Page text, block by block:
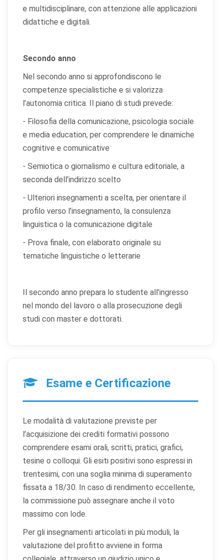
e multidisciplinare, con attenzione alle applicazioni
didattiche e digitali.
Secondo anno
Nel secondo anno si approfondiscono le
competenze specialistiche e si valorizza
l’autonomia critica. Il piano di studi prevede:
- Filosofia della comunicazione, psicologia sociale
e media education, per comprendere le dinamiche
cognitive e comunicative
- Semiotica o giornalismo e cultura editoriale, a
seconda dell’indirizzo scelto
- Ulteriori insegnamenti a scelta, per orientare il
profilo verso l’insegnamento, la consulenza
linguistica o la comunicazione digitale
- Prova finale, con elaborato originale su
tematiche linguistiche o letterarie
Il secondo anno prepara lo studente all’ingresso
nel mondo del lavoro o alla prosecuzione degli
studi con master e dottorati.
Esame e Certificazione
Le modalità di valutazione previste per
l’acquisizione dei crediti formativi possono
comprendere esami orali, scritti, pratici, grafici,
tesine o colloqui. Gli esiti positivi sono espressi in
trentesimi, con una soglia minima di superamento
fissata a 18/30. In caso di rendimento eccellente,
la commissione può assegnare anche il voto
massimo con lode.
Per gli insegnamenti articolati in più moduli, la
valutazione del profitto avviene in forma
Preferenze cookie
necessari sono sempre attivi perché indispensabili al
funzionamento del sito.
Cookie necessari Sempre attivi
sicurezza, preferenze tecniche). Senza di essi il sito
Permettono al sito di ricordare scelte che modificano
l'aspetto o il comportamento (es. lingua, layout).
Aiutano a capire come gli utenti interagiscono con il
sito tramite dati raccolti in forma anonima o aggregata.
Utilizzati da terze parti per tracciare l'utente attraverso
siti web allo scopo di mostrare annunci pertinenti.